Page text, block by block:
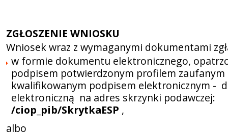
ZGŁOSZENIE WNIOSKU
Wniosek wraz z wymaganymi dokumentami
w formie dokumentu elektronicznego,
podpisem potwierdzonym profilem zaufanym
kwalifikowanym podpisem elektronicznym -
elektroniczną na adres skrzynki podawczej:
/ciop_pib/SkrytkaESP ,
albo